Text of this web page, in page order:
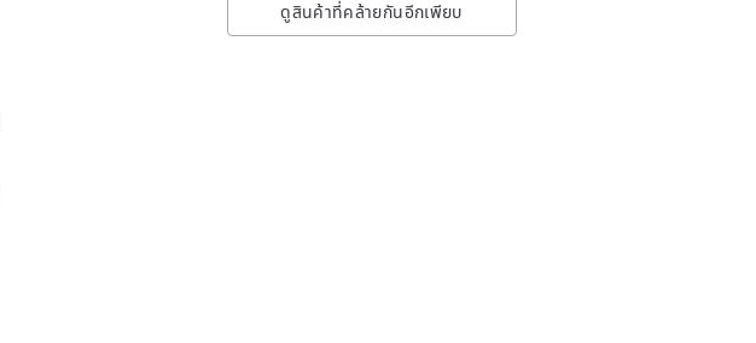
ดูสินค้าที่คล้ายกันอีกเพียบ